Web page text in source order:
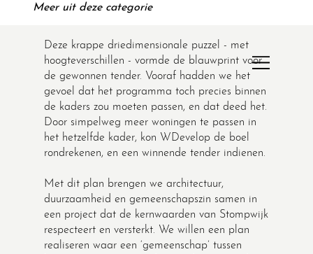
Meer uit deze categorie
Deze krappe driedimensionale puzzel - met
hoogteverschillen - vormde de blauwprint voor
de gewonnen tender. Vooraf hadden we het
gevoel dat het programma toch precies binnen
de kaders zou moeten passen, en dat deed het.
Door simpelweg meer woningen te passen in
het hetzelfde kader, kon WDevelop de boel
rondrekenen, en een winnende tender indienen.
Met dit plan brengen we architectuur,
duurzaamheid en gemeenschapszin samen in
een project dat de kernwaarden van Stompwijk
respecteert en versterkt. We willen een plan
realiseren waar een ‘gemeenschap’ tussen